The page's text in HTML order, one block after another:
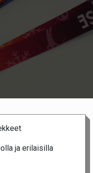
ja erilaisilla